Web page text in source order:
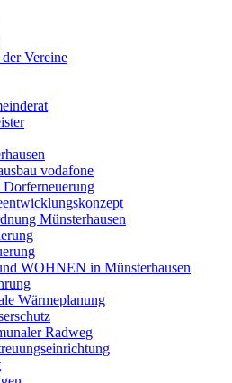
Vereine
vodafone
Münsterhausen
WOHNEN in Münsterhausen
Wärmeplanung
Radweg